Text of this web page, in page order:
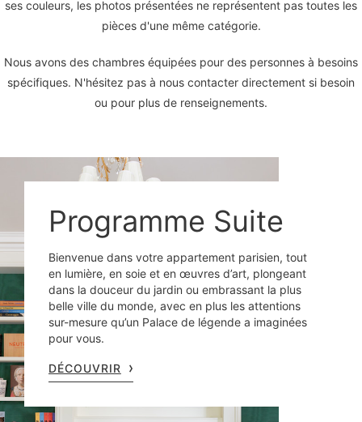
ses couleurs, les photos présentées ne représentent pas toutes les
pièces d'une même catégorie.
Nous avons des chambres équipées pour des personnes à besoins
spécifiques. N'hésitez pas à nous contacter directement si besoin
ou pour plus de renseignements.
Programme Suite
Bienvenue dans votre appartement parisien, tout
en lumière, en soie et en œuvres d’art, plongeant
dans la douceur du jardin ou embrassant la plus
belle ville du monde, avec en plus les attentions
sur-mesure qu’un Palace de légende a imaginées
pour vous.
DÉCOUVRIR